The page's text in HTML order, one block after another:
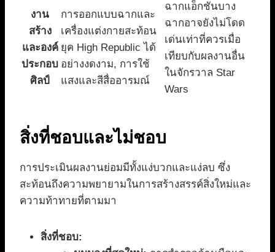
งาน
สร้าง
และองค์
ประกอบ
ศิลป์
การออกแบบฉากและ
เครื่องแต่งกายสะท้อน
ยุค High Republic ได้
อย่างงดงาม, การใช้
แสงและสีสื่ออารมณ์
ฉากแอ็กชันบาง
ฉากอาจยังไม่โดด
เด่นเท่าที่ควรเมื่อ
เทียบกับผลงานอื่น
ในจักรวาล Star
Wars
สิ่งที่ชอบและไม่ชอบ
การประเมินผลงานย่อมมีทั้งแง่บวกและแง่ลบ ซึ่ง
สะท้อนถึงความพยายามในการสร้างสรรค์สิ่งใหม่และ
ความท้าทายที่ตามมา
สิ่งที่ชอบ: